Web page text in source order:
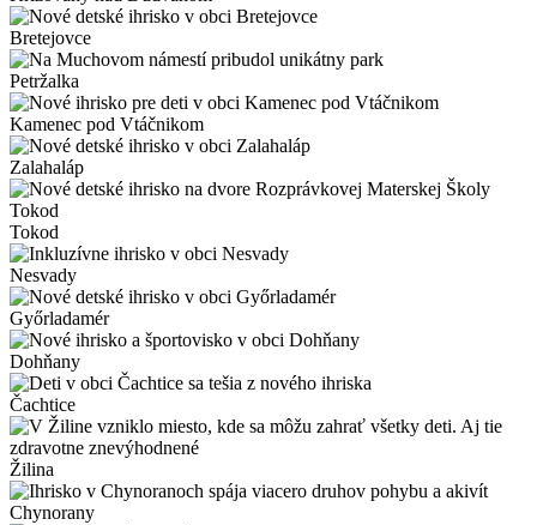
Bretejovce
Petržalka
Kamenec pod Vtáčnikom
Zalahaláp
Tokod
Nesvady
Győrladamér
Dohňany
Čachtice
Žilina
Chynorany